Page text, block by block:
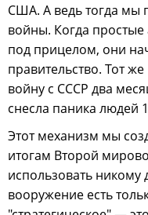
США. А ведь тогда мы
войны. Когда
под прицелом, они
правительство. Тот
войну с СССР два
снесла паника людей
Этот механизм мы
итогам Второй
использовать никому
вооружение есть